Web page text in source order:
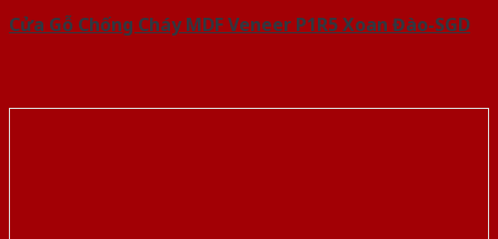
Cửa Gỗ Chống Cháy MDF Veneer P1R5 Xoan Đào-SGD